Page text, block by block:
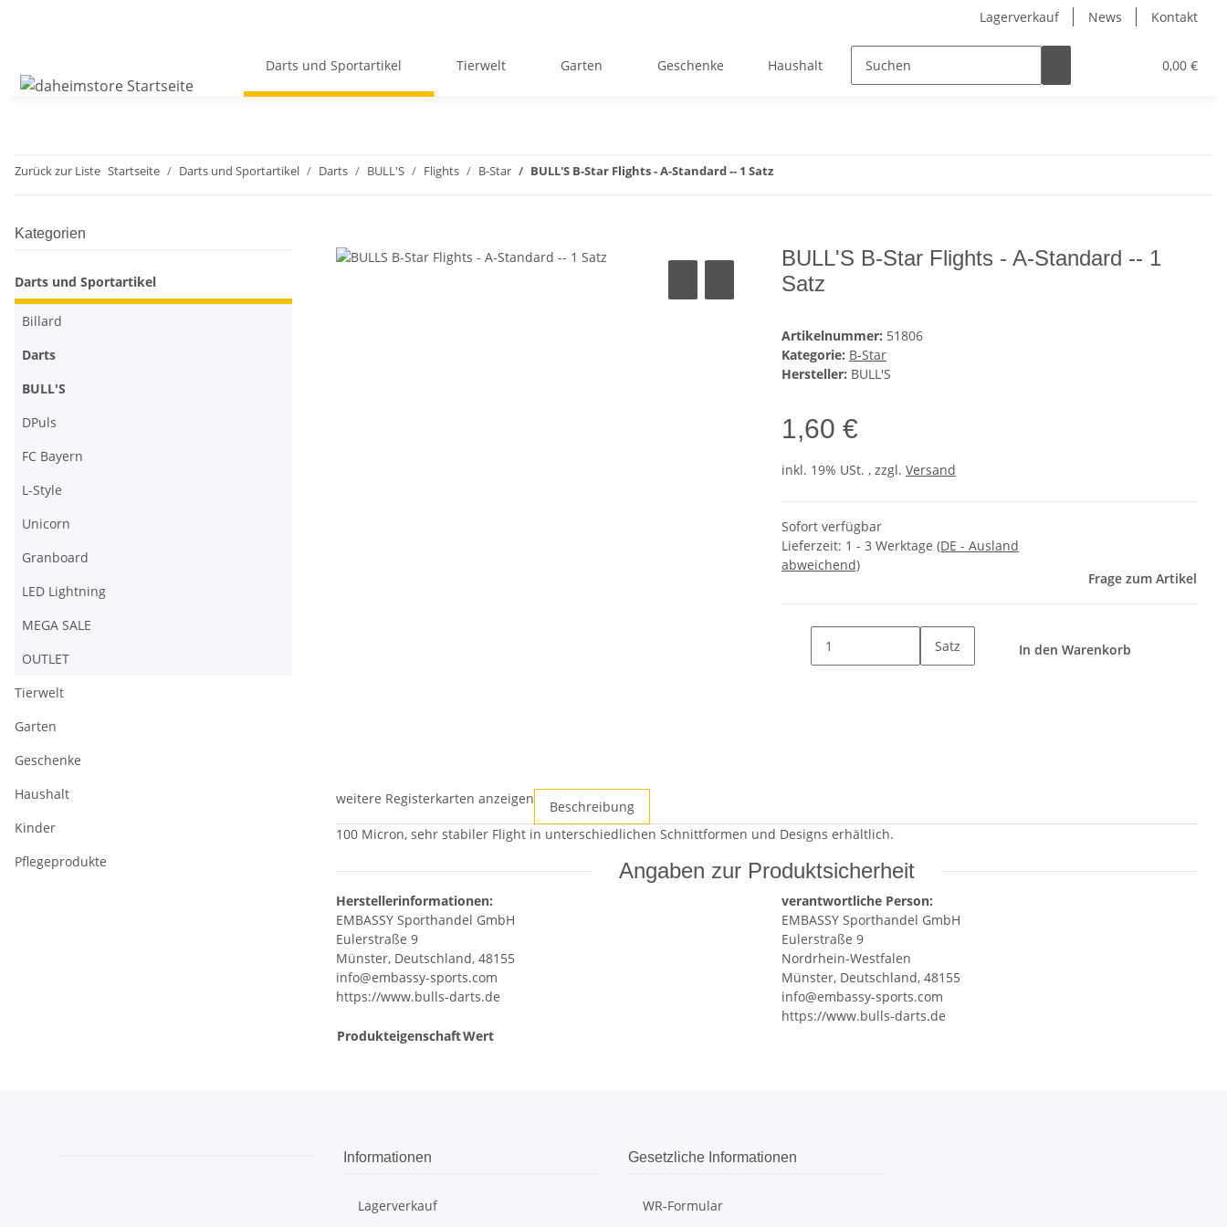
Lagerverkauf News Kontakt
0,00 €
Darts und Sportartikel Tierwelt Garten Geschenke Haushalt Kinder Hersteller
Zurück zur Liste Startseite Darts und Sportartikel Darts BULL'S Flights B-Star BULL'S B-Star Flights - A-Standard -- 1 Satz
BULL'S B-Star Flights - A-Standard -- 1
Satz
Artikelnummer: 51806
Kategorie: B-Star
Hersteller: BULL'S
1,60 €
inkl. 19% USt. , zzgl. Versand
Sofort verfügbar
Lieferzeit: 1 - 3 Werktage (DE - Ausland
abweichend)
Frage zum Artikel
Satz In den Warenkorb
weitere Registerkarten anzeigen
Beschreibung
100 Micron, sehr stabiler Flight in unterschiedlichen Schnittformen und Designs erhältlich.
Angaben zur Produktsicherheit
Herstellerinformationen:
EMBASSY Sporthandel GmbH
Eulerstraße 9
Münster, Deutschland, 48155
info@embassy-sports.com
https://www.bulls-darts.de
verantwortliche Person:
EMBASSY Sporthandel GmbH
Eulerstraße 9
Nordrhein-Westfalen
Münster, Deutschland, 48155
info@embassy-sports.com
https://www.bulls-darts.de
ProdukteigenschaftWert
Kategorien
Darts und Sportartikel
Billard
Darts
BULL'S
DPuls
FC Bayern
L-Style
Unicorn
Granboard
LED Lightning
MEGA SALE
OUTLET
Tierwelt
Garten
Geschenke
Haushalt
Kinder
Pflegeprodukte
Informationen
Lagerverkauf
Gesetzliche Informationen
WR-Formular